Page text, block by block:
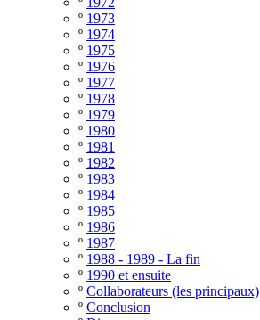
º 1973
º 1974
º 1975
º 1976
º 1977
º 1978
º 1979
º 1980
º 1981
º 1982
º 1983
º 1984
º 1985
º 1986
º 1987
º 1988 - 1989 - La fin
º 1990 et ensuite
º Collaborateurs (les principaux)
º Conclusion